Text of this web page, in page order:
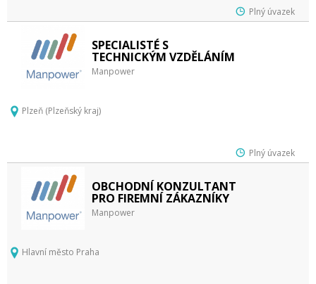
Plný úvazek
SPECIALISTÉ S
TECHNICKÝM VZDĚLÁNÍM
Manpower
Plzeň (Plzeňský kraj)
Plný úvazek
OBCHODNÍ KONZULTANT
PRO FIREMNÍ ZÁKAZNÍKY
Manpower
Hlavní město Praha